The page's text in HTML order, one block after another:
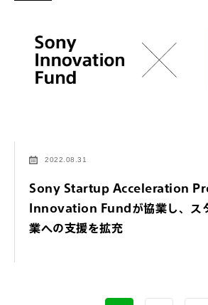
2022.08.31
Sony Startup Acceleration
Innovation Fundが協業し、ス
業への支援を拡充